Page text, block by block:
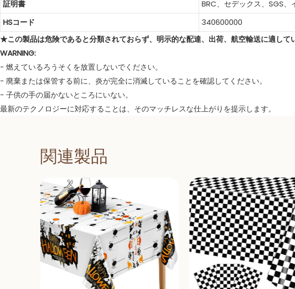
証明書
BRC、セデックス、SGS
HSコード
340600000
★この製品は危険であると分類されておらず、明示的な配達、出荷、航空輸送に適して
WARNING:
- 燃えているろうそくを放置しないでください。
- 廃棄または保管する前に、炎が完全に消滅していることを確認してください。
- 子供の手の届かないところにいない。
最新のテクノロジーに対応することは、そのマッチレスな仕上がりを提示します。
関連製品